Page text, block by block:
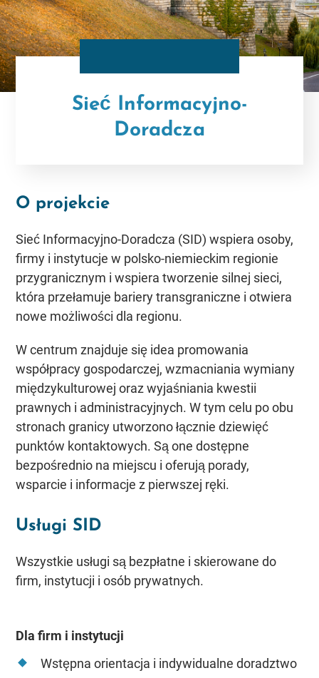
Sieć Informacyjno-
Doradcza
O projekcie
Sieć Informacyjno-Doradcza (SID) wspiera osoby,
firmy i instytucje w polsko-niemieckim regionie
przygranicznym i wspiera tworzenie silnej sieci,
która przełamuje bariery transgraniczne i otwiera
nowe możliwości dla regionu.
W centrum znajduje się idea promowania
współpracy gospodarczej, wzmacniania wymiany
międzykulturowej oraz wyjaśniania kwestii
prawnych i administracyjnych. W tym celu po obu
stronach granicy utworzono łącznie dziewięć
punktów kontaktowych. Są one dostępne
bezpośrednio na miejscu i oferują porady,
wsparcie i informacje z pierwszej ręki.
Usługi SID
Wszystkie usługi są bezpłatne i skierowane do
firm, instytucji i osób prywatnych.
Dla firm i instytucji
Wstępna orientacja i indywidualne doradztwo